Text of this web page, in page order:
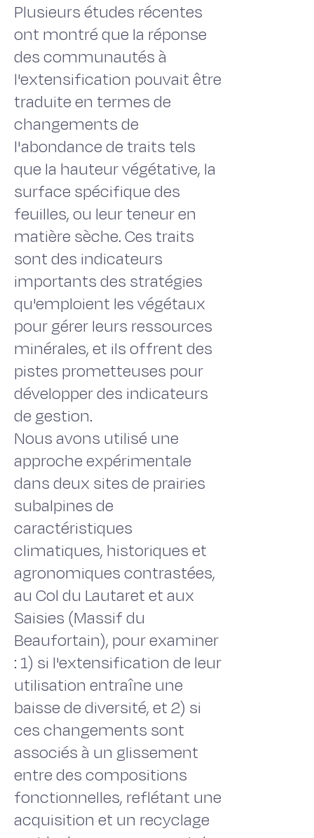
Plusieurs études récentes
ont montré que la réponse
des communautés à
l'extensification pouvait être
traduite en termes de
changements de
l'abondance de traits tels
que la hauteur végétative, la
surface spécifique des
feuilles, ou leur teneur en
matière sèche. Ces traits
sont des indicateurs
importants des stratégies
qu'emploient les végétaux
pour gérer leurs ressources
minérales, et ils offrent des
pistes prometteuses pour
développer des indicateurs
de gestion.
Nous avons utilisé une
approche expérimentale
dans deux sites de prairies
subalpines de
caractéristiques
climatiques, historiques et
agronomiques contrastées,
au Col du Lautaret et aux
Saisies (Massif du
Beaufortain), pour examiner
: 1) si l'extensification de leur
utilisation entraîne une
baisse de diversité, et 2) si
ces changements sont
associés à un glissement
entre des compositions
fonctionnelles, reflétant une
acquisition et un recyclage